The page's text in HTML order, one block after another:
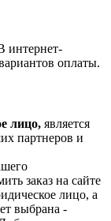
интернет-
оплаты.
лицо, является
партнеров и
заказ на сайте
лицо, а
выбрана -